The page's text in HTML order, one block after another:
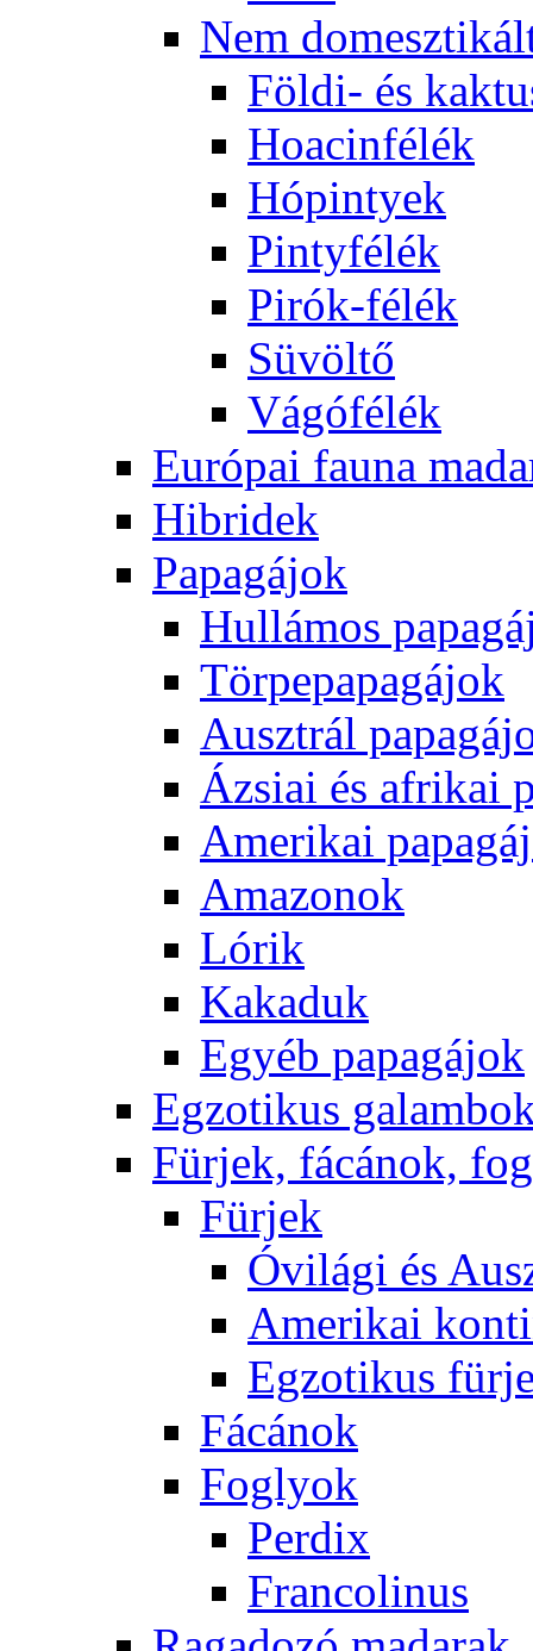
Nem
Földi- és
Hoacinfélék
Hópintyek
Pintyfélék
Pirók-félék
Süvöltő
Vágófélék
Európai fauna
Hibridek
Papagájok
Hullámos
Törpepapagájok
Ausztrál
Ázsiai és afrikai
Amerikai
Amazonok
Lórik
Kakaduk
Egyéb papagájok
Egzotikus
Fürjek, fácánok,
Fürjek
Óvilági és
Amerikai
Egzotikus
Fácánok
Foglyok
Perdix
Francolinus